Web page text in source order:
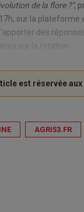
de la flore ?",
sur la
des
AGRI53.FR